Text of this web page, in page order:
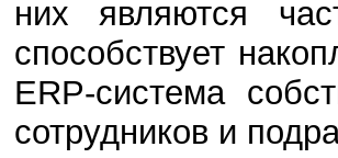
них являются
способствует
ERP-система
сотрудников и